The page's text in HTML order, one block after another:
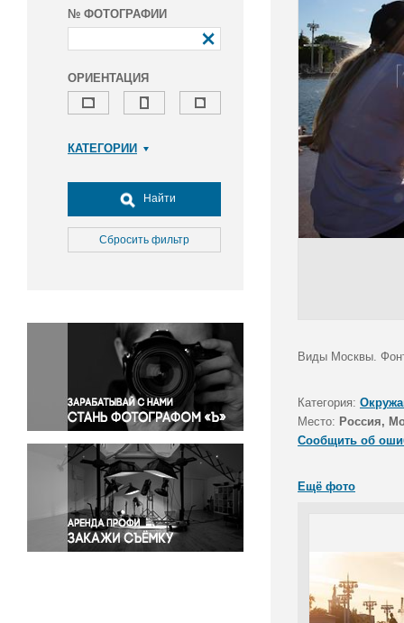
№ ФОТОГРАФИИ
ОРИЕНТАЦИЯ
КАТЕГОРИИ
Досуг, туризм и отдых
Культура
Медицина
Окружающая среда
Политика
Правосудие
Происшествия и конфликты
Религия
Светская жизнь
Спорт
Экология
Экономика и бизнес
Найти
Сбросить фильтр
Виды Москвы.
Категория:
Место: Россия,
Сообщить об
Ещё фото